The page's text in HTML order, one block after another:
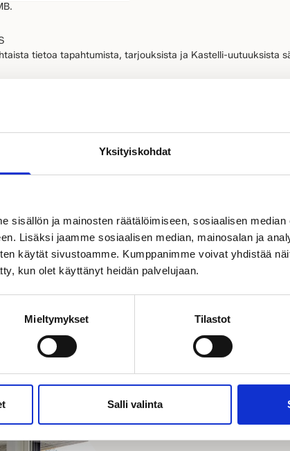
Yksityiskohdat
sisällön ja mainosten räätälöimiseen, sosiaalisen
Lisäksi jaamme sosiaalisen median, mainosalan ja
käytät sivustoamme. Kumppanimme voivat yhdistää
kun olet käyttänyt heidän palvelujaan.
Mieltymykset Tilastot
Salli valinta
tietoa tapahtumista, tarjouksista ja Kastelli-uutuuksista